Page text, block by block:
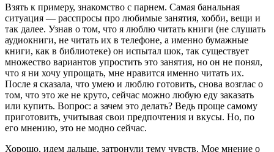
Взять к примеру, знакомство с парнем. Самая банальная
ситуация — расспросы про любимые занятия, хобби, вещи и
так далее. Узнав о том, что я люблю читать книги (не слушать
аудиокниги, не читать их в телефоне, а именно бумажные
книги, как в библиотеке) он испытал шок, так существует
множество вариантов упростить это занятия, но он не понял,
что я ни хочу упрощать, мне нравится именно читать их.
После я сказала, что умею и люблю готовить, снова возглас о
том, что это же не круто, сейчас можно любую еду заказать
или купить. Вопрос: а зачем это делать? Ведь проще самому
приготовить, учитывая свои предпочтения и вкусы. Но, по
его мнению, это не модно сейчас.
Хорошо, идем дальше, затронули тему чувств. Мое мнение о